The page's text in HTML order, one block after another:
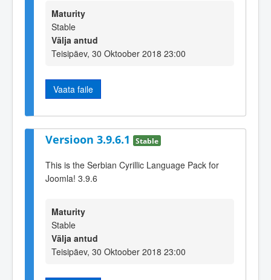
Maturity
Stable
Välja antud
Teisipäev, 30 Oktoober 2018 23:00
Vaata faile
Versioon 3.9.6.1 Stable
This is the Serbian Cyrillic Language Pack for
Joomla! 3.9.6
Maturity
Stable
Välja antud
Teisipäev, 30 Oktoober 2018 23:00